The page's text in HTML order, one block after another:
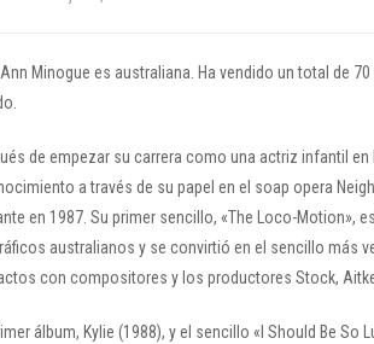
Ann Minogue es australiana. Ha vendido un total de
de empezar su carrera como una actriz infantil
a través de su papel en el soap opera
en 1987. Su primer sencillo, «The Loco-Motion»,
australianos y se convirtió en el sencillo más
con compositores y los productores Stock,
álbum, Kylie (1988), y el sencillo «I Should Be So